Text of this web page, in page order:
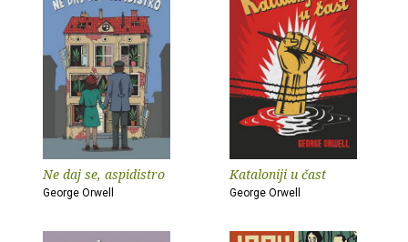
Ne daj se, aspidistro
George Orwell
Kataloniji u čast
George Orwell